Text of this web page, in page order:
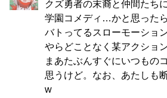
クズ勇者の末裔と仲間たち
学園コメディ…かと思った
バトってるスローモーショ
やらどことなく某アクショ
まあたぶんすぐにいつもの
思うけど。なお、あたしも
w